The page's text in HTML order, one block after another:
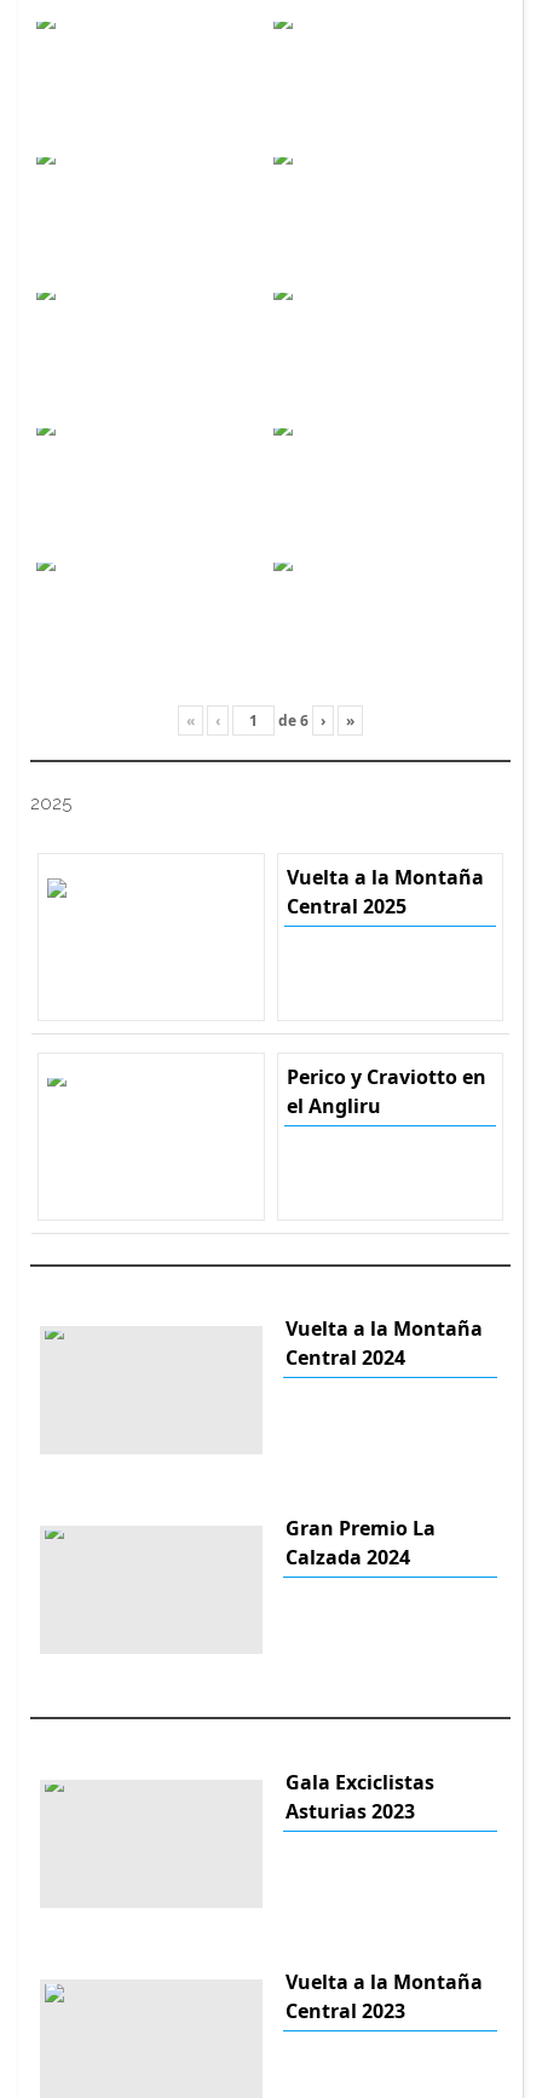
« ‹ de6 › »
2025
Vuelta a la Montaña
Central 2025
Perico y Craviotto en
el Angliru
Vuelta a la Montaña
Central 2024
Gran Premio La
Calzada 2024
Gala Exciclistas
Asturias 2023
Vuelta a la Montaña
Central 2023